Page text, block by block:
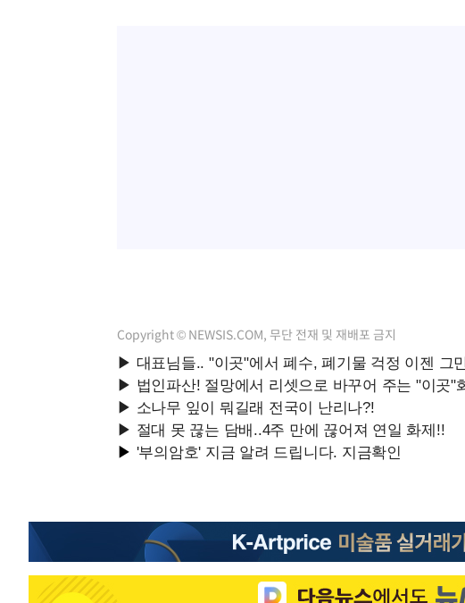
Copyright © NEWSIS.COM, 무단 전재 및 재배포 금지